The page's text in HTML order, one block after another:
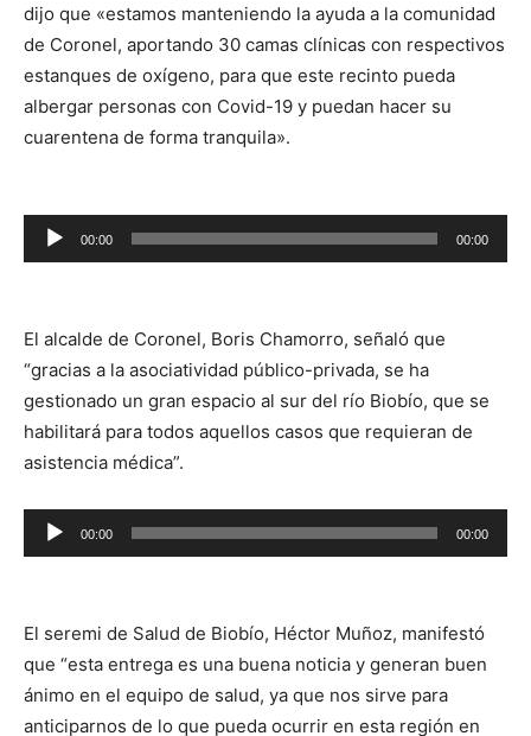
dijo que «estamos manteniendo la ayuda a la comunidad
de Coronel, aportando 30 camas clínicas con respectivos
estanques de oxígeno, para que este recinto pueda
albergar personas con Covid-19 y puedan hacer su
cuarentena de forma tranquila».
Reproductor
de
00:00 00:00
El alcalde de Coronel, Boris Chamorro, señaló que
“gracias a la asociatividad público-privada, se ha
gestionado un gran espacio al sur del río Biobío, que se
habilitará para todos aquellos casos que requieran de
asistencia médica”.
Reproductor
de
00:00 00:00
El seremi de Salud de Biobío, Héctor Muñoz, manifestó
que “esta entrega es una buena noticia y generan buen
ánimo en el equipo de salud, ya que nos sirve para
anticiparnos de lo que pueda ocurrir en esta región en